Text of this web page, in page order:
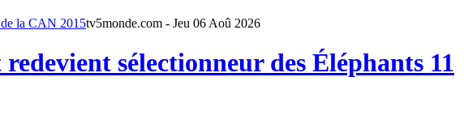
tv5monde.com - Jeu 06 Aoû 2026
sélectionneur des Éléphants 11